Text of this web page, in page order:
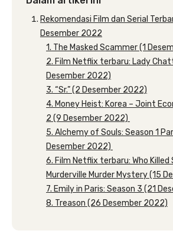
Rekomendasi Film dan Serial
Desember 2022
1. The Masked Scammer (1
2. Film Netflix terbaru: Lady
Desember 2022)
3. “Sr.” (2 Desember 2022)
4. Money Heist: Korea – Joint
2 (9 Desember 2022)
5. Alchemy of Souls: Season 1
Desember 2022)
6. Film Netflix terbaru: Who Killed
Murderville Murder Mystery (15
7. Emily in Paris: Season 3 (21
8. Treason (26 Desember 2022)